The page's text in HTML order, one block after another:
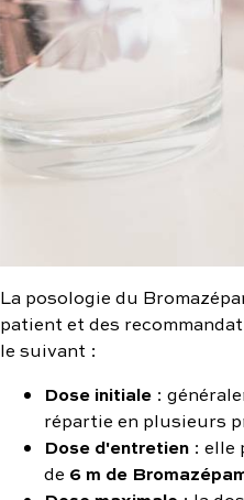
La posologie du
patient et des
le suivant :
Dose initiale :
répartie en plusieurs
Dose d'entretien : elle
de 6 m de